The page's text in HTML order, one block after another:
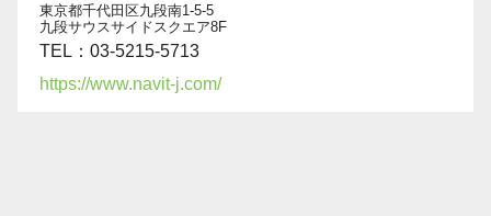
東京都千代田区九段南1-5-5
九段サウスサイドスクエア8F
TEL：03-5215-5713
https://www.navit-j.com/